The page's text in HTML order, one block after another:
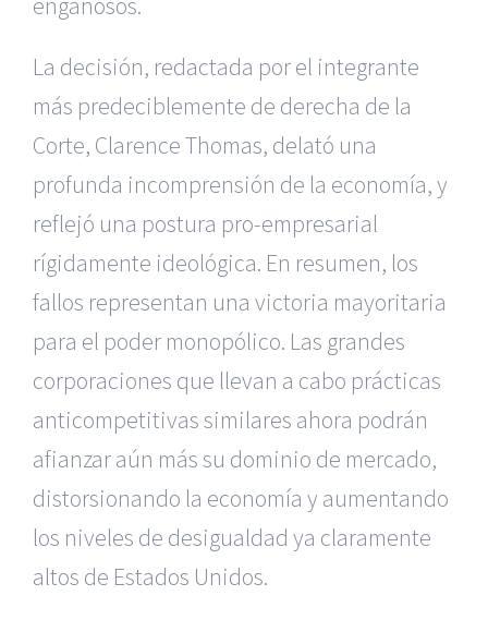
La decisión, redactada por el integrante
más predeciblemente de derecha de la
Corte, Clarence Thomas, delató una
profunda incomprensión de la economía, y
reflejó una postura pro-empresarial
rígidamente ideológica. En resumen, los
fallos representan una victoria mayoritaria
para el poder monopólico. Las grandes
corporaciones que llevan a cabo prácticas
anticompetitivas similares ahora podrán
afianzar aún más su dominio de mercado,
distorsionando la economía y aumentando
los niveles de desigualdad ya claramente
altos de Estados Unidos.